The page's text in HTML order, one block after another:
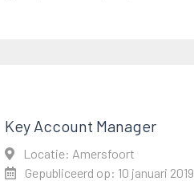
Key Account Manager
Locatie: Amersfoort
Gepubliceerd op: 10 januari 2019